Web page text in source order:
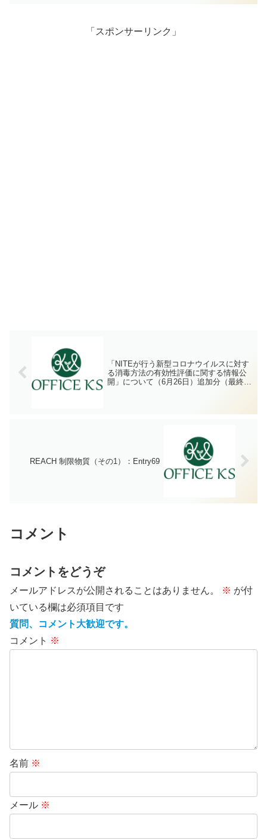
「スポンサーリンク」
「NITEが行う新型コロナウイルスに対す
る消毒方法の有効性評価に関する情報公
開」について（6月26日）追加分（最終報
REACH 制限物質（その1）：Entry69
コメント
コメントをどうぞ
メールアドレスが公開されることはありません。 ※ が付
いている欄は必須項目です
質問、コメント大歓迎です。
コメント ※
名前 ※
メール ※